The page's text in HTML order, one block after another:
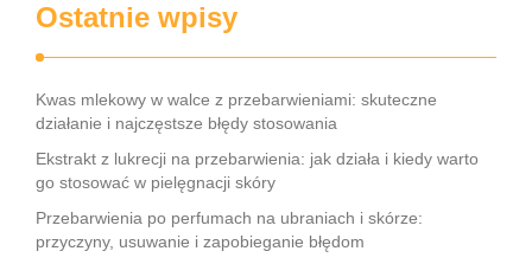
Ostatnie wpisy
Kwas mlekowy w walce z przebarwieniami: skuteczne
działanie i najczęstsze błędy stosowania
Ekstrakt z lukrecji na przebarwienia: jak działa i kiedy warto
go stosować w pielęgnacji skóry
Przebarwienia po perfumach na ubraniach i skórze:
przyczyny, usuwanie i zapobieganie błędom